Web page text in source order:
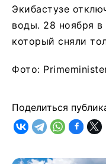
Экибастузе
воды. 28 ноября
который сняли
Фото:
Поделиться